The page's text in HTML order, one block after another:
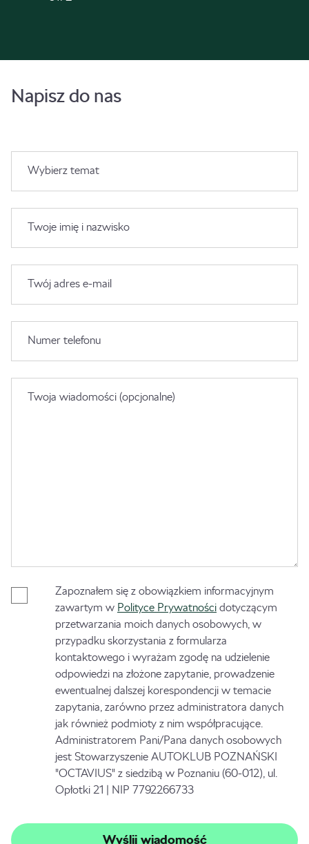
Napisz do nas
Wybierz temat
Twoje imię i nazwisko
Twój adres e-mail
Numer telefonu
Twoja wiadomości (opcjonalne)
Zapoznałem się z obowiązkiem informacyjnym
zawartym w Polityce Prywatności dotyczącym
przetwarzania moich danych osobowych, w
przypadku skorzystania z formularza
kontaktowego i wyrażam zgodę na udzielenie
odpowiedzi na złożone zapytanie, prowadzenie
ewentualnej dalszej korespondencji w temacie
zapytania, zarówno przez administratora danych
jak również podmioty z nim współpracujące.
Administratorem Pani/Pana danych osobowych
jest Stowarzyszenie AUTOKLUB POZNAŃSKI
"OCTAVIUS" z siedzibą w Poznaniu (60-012), ul.
Opłotki 21 | NIP 7792266733